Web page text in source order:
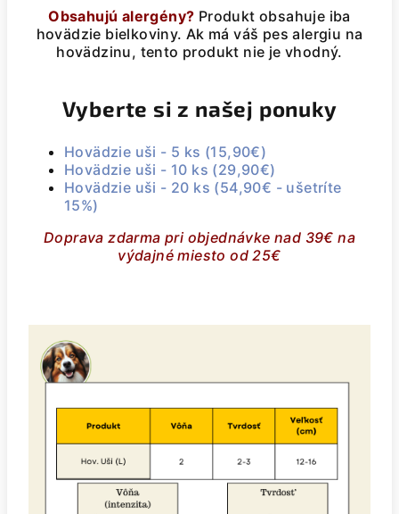
Obsahujú alergény? Produkt obsahuje iba
hovädzie bielkoviny. Ak má váš pes alergiu na
hovädzinu, tento produkt nie je vhodný.
Vyberte si z našej ponuky
Hovädzie uši - 5 ks (15,90€)
Hovädzie uši - 10 ks (29,90€)
Hovädzie uši - 20 ks (54,90€ - ušetríte
15%)
Doprava zdarma pri objednávke nad 39€ na
výdajné miesto od 25€